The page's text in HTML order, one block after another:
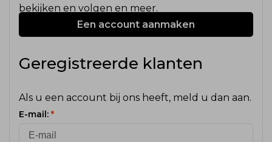
bekijken en volgen en meer.
Een account aanmaken
Geregistreerde klanten
Als u een account bij ons heeft, meld u dan aan.
E-mail: *